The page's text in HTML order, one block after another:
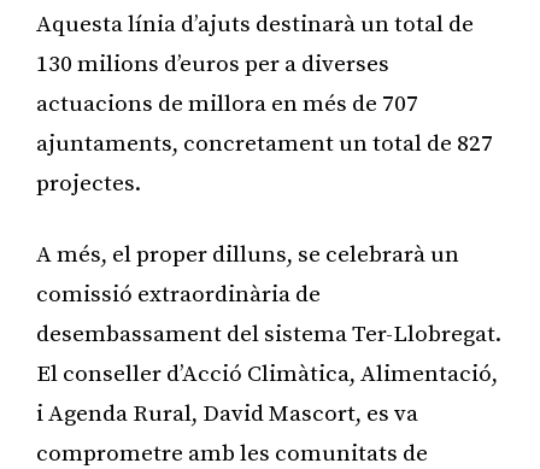
Aquesta línia d’ajuts destinarà un total de
130 milions d’euros per a diverses
actuacions de millora en més de 707
ajuntaments, concretament un total de 827
projectes.
A més, el proper dilluns, se celebrarà un
comissió extraordinària de
desembassament del sistema Ter-Llobregat.
El conseller d’Acció Climàtica, Alimentació,
i Agenda Rural, David Mascort, es va
comprometre amb les comunitats de